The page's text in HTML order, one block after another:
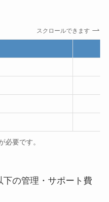
スクロールできます
必要です。
の管理・サポート費